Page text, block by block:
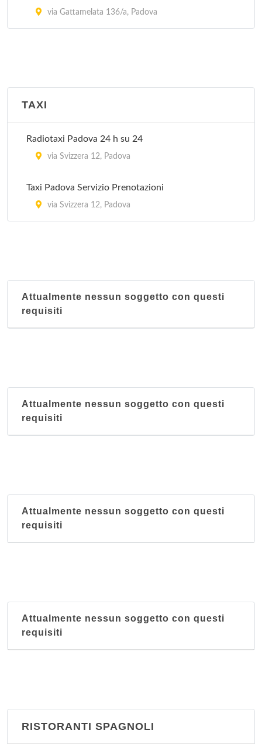
via Gattamelata 136/a, Padova
TAXI
Radiotaxi Padova 24 h su 24
via Svizzera 12, Padova
Taxi Padova Servizio Prenotazioni
via Svizzera 12, Padova
Attualmente nessun soggetto con questi
requisiti
Attualmente nessun soggetto con questi
requisiti
Attualmente nessun soggetto con questi
requisiti
Attualmente nessun soggetto con questi
requisiti
RISTORANTI SPAGNOLI